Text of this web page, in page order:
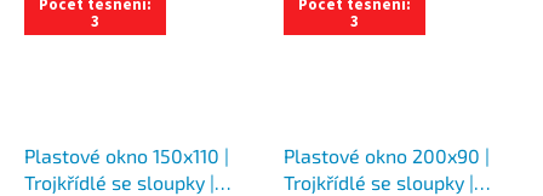
Počet těsnění:
3
Plastové okno 150x110 |
Trojkřídlé se sloupky |
Počet těsnění:
3
Plastové okno 200x90 |
Trojkřídlé se sloupky |